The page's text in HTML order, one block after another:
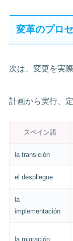
変革のプロ
次は、変更を実
計画から実行、
スペイン語
la transición
el despliegue
la
implementación
la migración